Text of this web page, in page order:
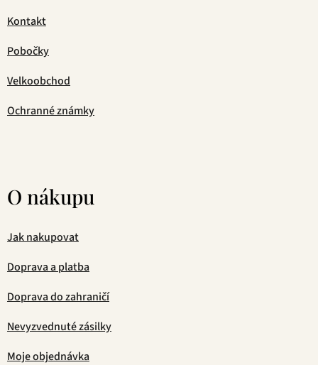
Kontakt
Pobočky
Velkoobchod
Ochranné známky
O nákupu
Jak nakupovat
Doprava a platba
Doprava do zahraničí
Nevyzvednuté zásilky
Moje objednávka